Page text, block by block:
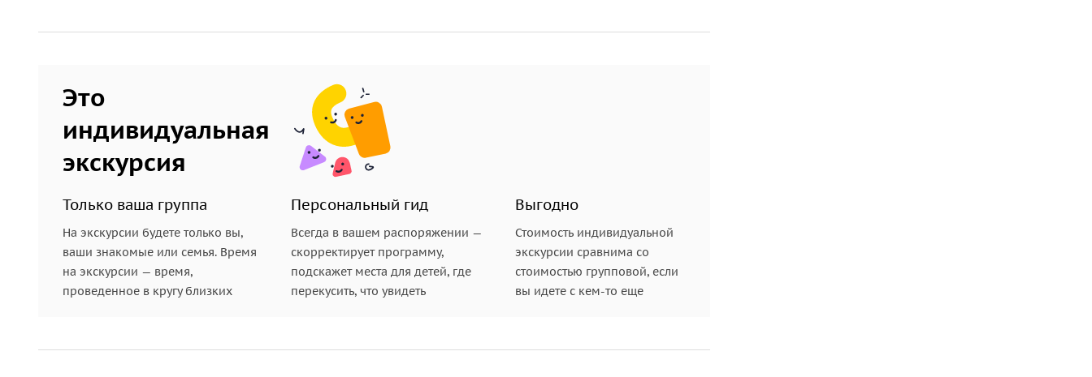
Это
индивидуальная
экскурсия
Только ваша группа
На экскурсии будете только вы,
ваши знакомые или семья. Время
на экскурсии — время,
проведенное в кругу близких
Персональный гид
Всегда в вашем распоряжении —
скорректирует программу,
подскажет места для детей, где
перекусить, что увидеть
Выгодно
Стоимость индивидуальной
экскурсии сравнима со
стоимостью групповой, если
вы идете с кем-то еще